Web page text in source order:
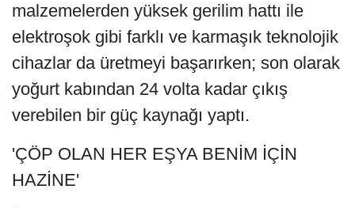
malzemelerden yüksek gerilim hattı ile
elektroşok gibi farklı ve karmaşık teknolojik
cihazlar da üretmeyi başarırken; son olarak
yoğurt kabından 24 volta kadar çıkış
verebilen bir güç kaynağı yaptı.
'ÇÖP OLAN HER EŞYA BENİM İÇİN
HAZİNE'